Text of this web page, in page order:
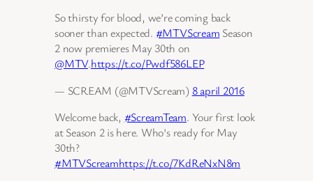
So thirsty for blood, we’re coming back
sooner than expected. #MTVScream Season
2 now premieres May 30th on
@MTV.https://t.co/Pwdf586LEP
— SCREAM (@MTVScream) 8 april 2016
Welcome back, #ScreamTeam. Your first look
at Season 2 is here. Who's ready for May
30th?
#MTVScreamhttps://t.co/7KdReNxN8m